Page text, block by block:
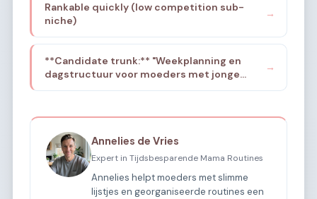
Rankable quickly (low competition sub-
niche)
→
**Candidate trunk:** "Weekplanning en
dagstructuur voor moeders met jonge
kinderen" - weekly planning and daily
→
Annelies de Vries
Expert in Tijdsbesparende Mama Routines
Annelies helpt moeders met slimme
lijstjes en georganiseerde routines een